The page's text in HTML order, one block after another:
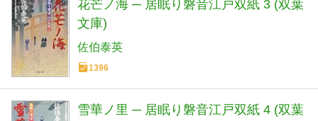
花芒ノ海 ─ 居眠り磐音江戸双紙 3 (双葉
文庫)
佐伯泰英
1396
雪華ノ里 ─ 居眠り磐音江戸双紙 4 (双葉